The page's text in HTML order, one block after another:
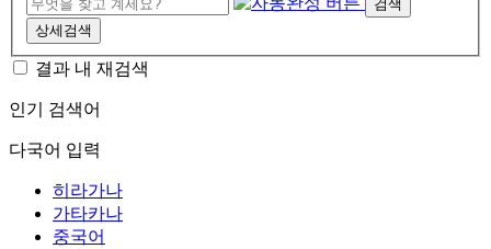
검색
상세검색
결과 내 재검색
인기 검색어
다국어 입력
히라가나
가타카나
중국어